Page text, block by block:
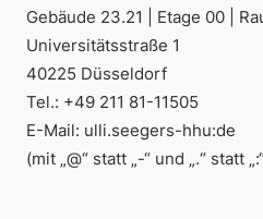
Gebäude 23.21 | Etage 00 |
Universitätsstraße 1
40225 Düsseldorf
Tel.: +49 211 81-11505
E-Mail: ulli.seegers-hhu:de
(mit „@“ statt „-“ und „.“ statt